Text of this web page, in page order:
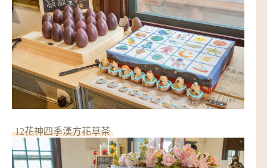
12花神四季漢方花草茶